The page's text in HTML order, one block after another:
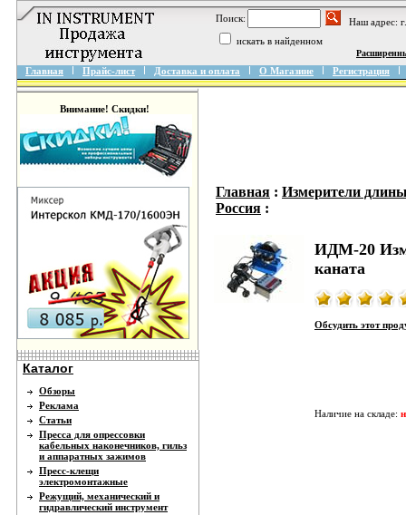
Поиск:
Наш адрес:
искать в найденном
Главная Прайс-лист Доставка и оплата О Магазине Регистрация
Внимание! Скидки!
Каталог
Обзоры
Реклама
Статьи
Пресса для опрессовки
кабельных наконечников, гильз
и аппаратных зажимов
Пресс-клещи
электромонтажные
Режущий, механический и
гидравлический инструмент
Главная : Измерители
Россия :
ИДМ-20
каната
Обсудить этот
Наличие на складе: